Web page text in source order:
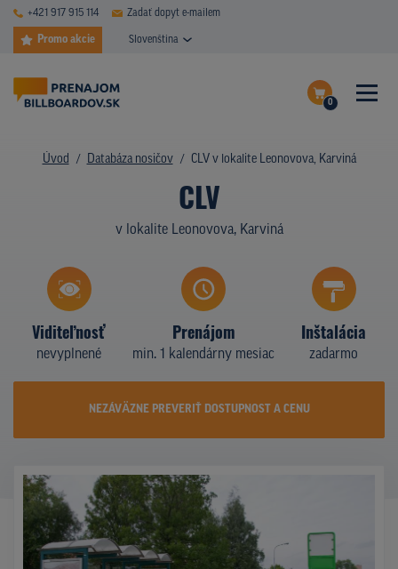
+421 917 915 114 Zadať dopyt e-mailem
Promo akcie Slovenština
0
Dokončiť dopyt
Zobraziť nosiče na mape
DATABÁZA NOSIČOV
PLOCHY V AKCII
TYPY NOSIČOV
Z PRAXE
Úvod Databáza nosičov CLV v lokalite Leonovova, Karviná
CLV
v lokalite Leonovova, Karviná
Viditeľnosť
nevyplnené
Prenájom
min. 1 kalendárny mesiac
Inštalácia
zadarmo
NEZÁVÄZNE PREVERIŤ DOSTUPNOST A CENU